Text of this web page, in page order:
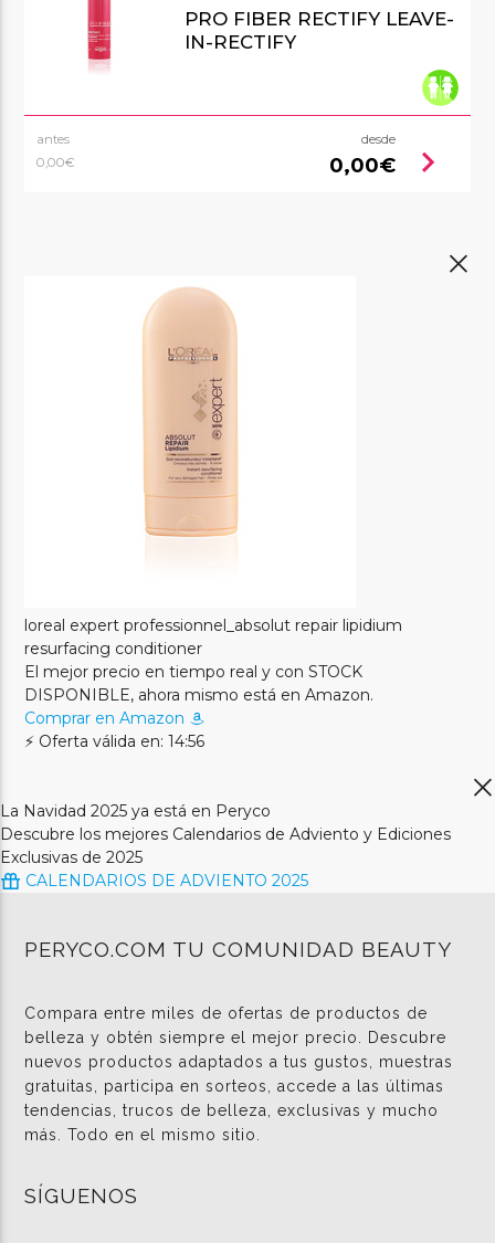
PRO FIBER RECTIFY LEAVE-
IN-RECTIFY
antes
0,00€
desde
0,00€ chevron_right
loreal expert professionnel_absolut repair lipidium
resurfacing conditioner
El mejor precio en tiempo real y con STOCK
DISPONIBLE, ahora mismo está en Amazon.
Comprar en Amazon
⚡ Oferta válida en: 14:56
La Navidad 2025 ya está en Peryco
Descubre los mejores Calendarios de Adviento y Ediciones
Exclusivas de 2025
CALENDARIOS DE ADVIENTO 2025
PERYCO.COM TU COMUNIDAD BEAUTY
Compara entre miles de ofertas de productos de
belleza y obtén siempre el mejor precio. Descubre
nuevos productos adaptados a tus gustos, muestras
gratuitas, participa en sorteos, accede a las últimas
tendencias, trucos de belleza, exclusivas y mucho
más. Todo en el mismo sitio.
SÍGUENOS